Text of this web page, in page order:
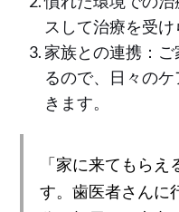
スして治療を受け
家族との連携：
るので、日々の
きます。
「家に来てもら
す。歯医者さんに